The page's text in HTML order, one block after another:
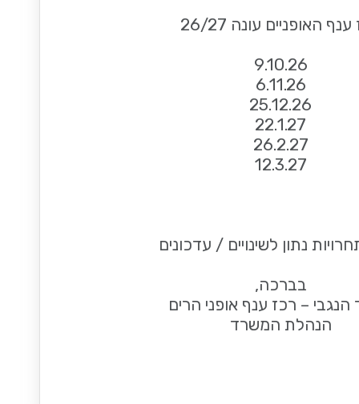
האופניים עונה 26/27
9.10.26
6.11.26
25.12.26
22.1.27
26.2.27
12.3.27
נתון לשינויים / עדכונים
בברכה,
הנגבי – רכז ענף אופני הרים
הנהלת המשרד